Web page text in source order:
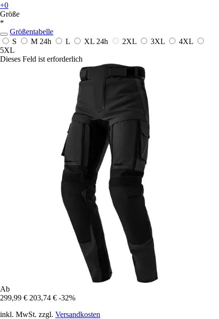
+0
Größe
*
Größentabelle
S
M 24h L XL 24h 2XL 3XL
4XL
5XL
Dieses Feld ist erforderlich
Ab
299,99 € 203,74 € -32%
inkl. MwSt. zzgl. Versandkosten